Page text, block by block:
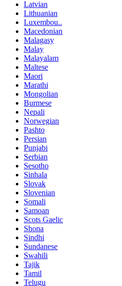
Latvian
Lithuanian
Luxembou..
Macedonian
Malagasy
Malay
Malayalam
Maltese
Maori
Marathi
Mongolian
Burmese
Nepali
Norwegian
Pashto
Persian
Punjabi
Serbian
Sesotho
Sinhala
Slovak
Slovenian
Somali
Samoan
Scots Gaelic
Shona
Sindhi
Sundanese
Swahili
Tajik
Tamil
Telugu